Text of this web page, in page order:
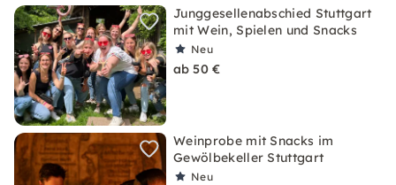
Junggesellenabschied Stuttgart
mit Wein, Spielen und Snacks
Neu
ab 50 €
Weinprobe mit Snacks im
Gewölbekeller Stuttgart
Neu